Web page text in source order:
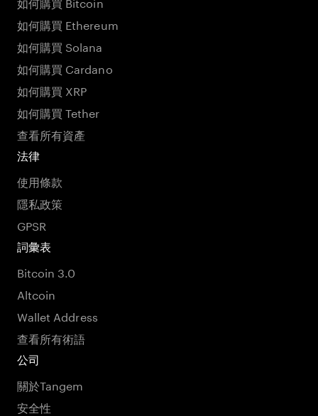
如何購買 Ethereum
如何購買 Solana
如何購買 Cardano
如何購買 XRP
如何購買 Tether
查看所有資產
法律
使用條款
隱私政策
GPSR
詞彙表
Bitcoin 3.0
Altcoin
Wallet Address
查看所有術語
公司
關於Tangem
安全性